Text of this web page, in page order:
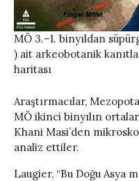
MÖ 3.–1. binyıldan
) ait arkeobotanik
haritası
Araştırmacılar,
MÖ ikinci binyılın
Khani Masi’den
analiz ettiler.
Laugier, “Bu Doğu Asya